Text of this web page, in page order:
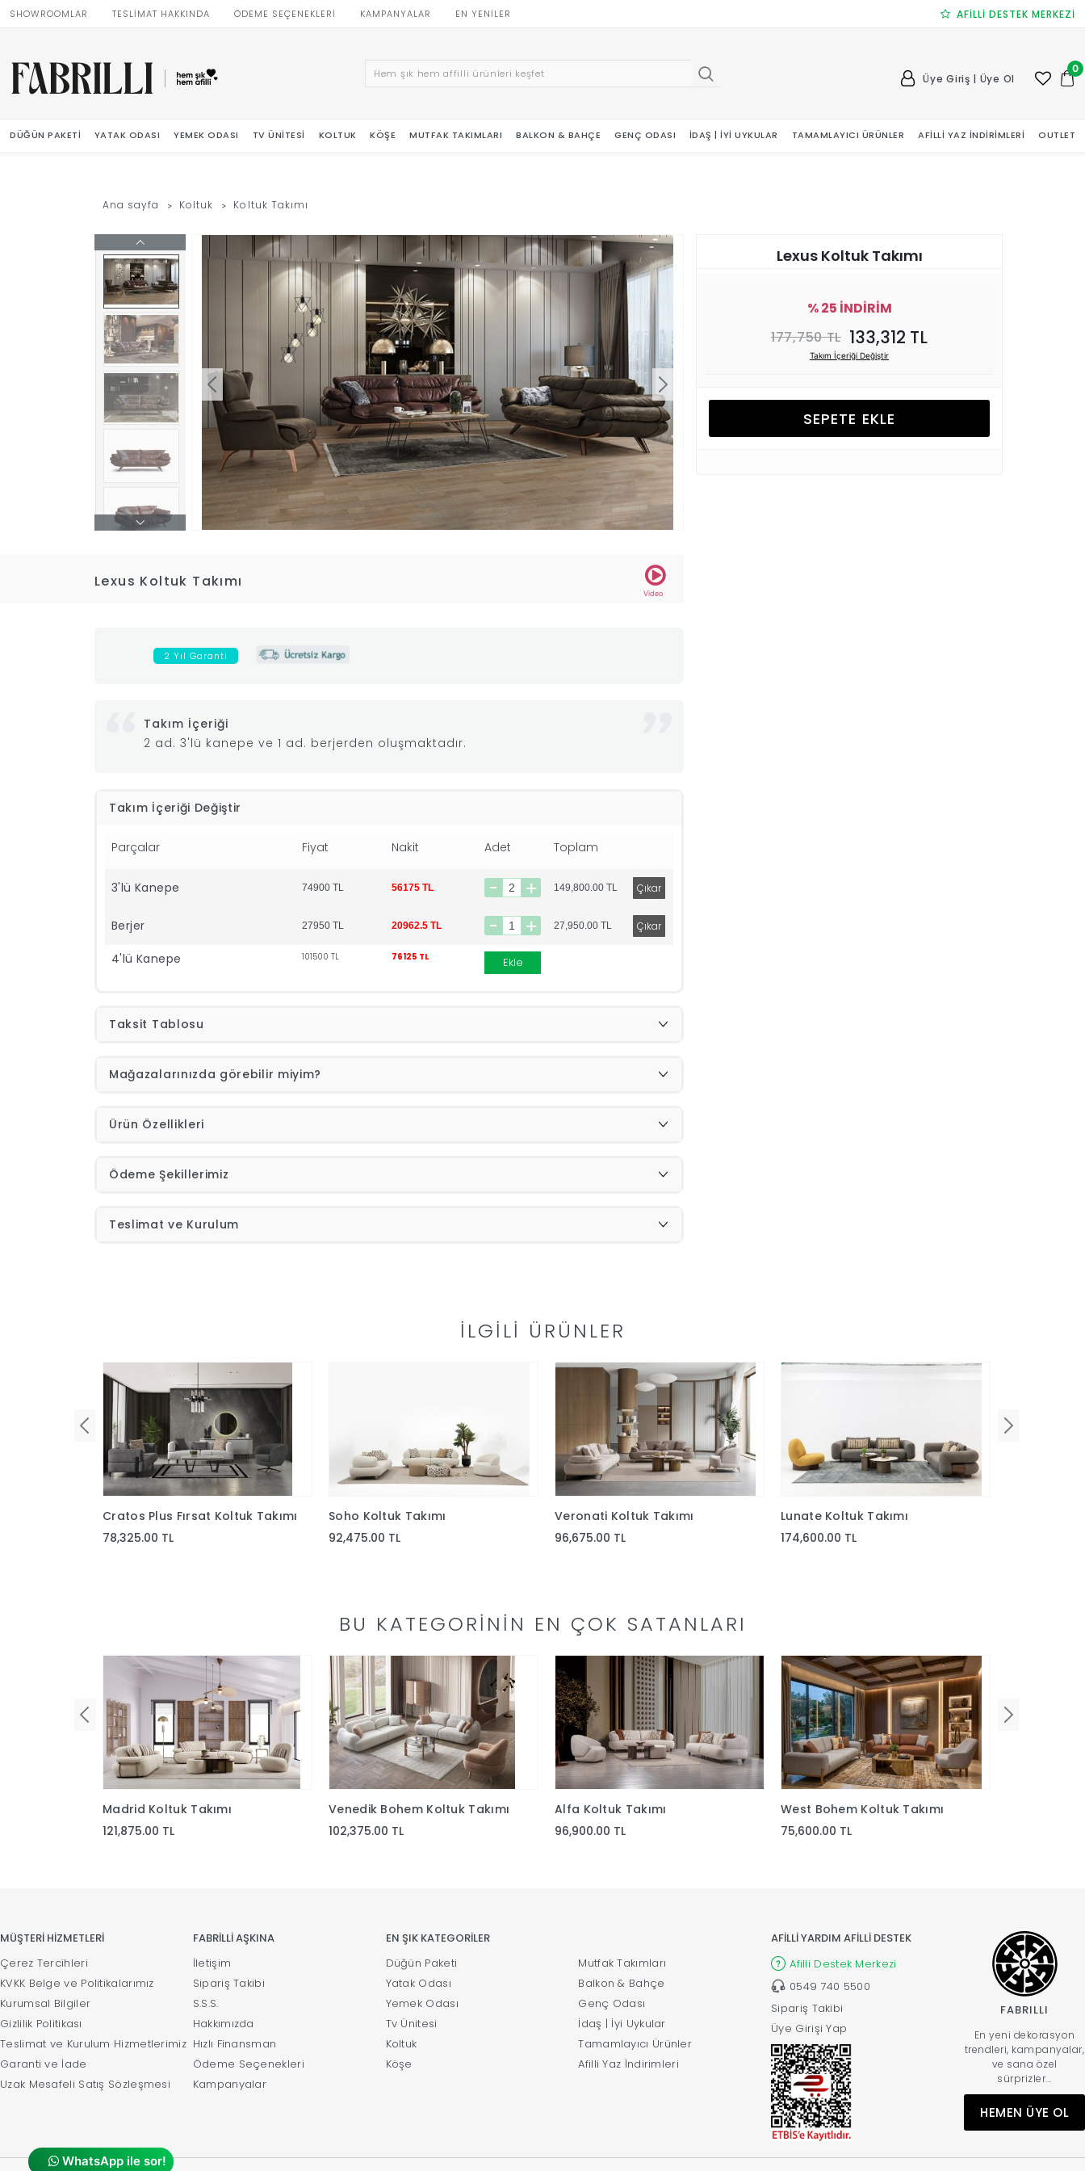
SHOWROOMLAR TESLİMAT HAKKINDA ÖDEME SEÇENEKLERİ KAMPANYALAR EN YENILER AFİLLİ DESTEK MERKEZİ
Üye Giriş | Üye Ol
0
DÜĞÜN PAKETI YATAK ODASI YEMEK ODASI TV ÜNITESI KOLTUK KÖŞE MUTFAK TAKIMLARI BALKON & BAHÇE GENÇ ODASI İDAŞ | İYI UYKULAR TAMAMLAYICI ÜRÜNLER AFILLI YAZ İNDIRIMLERI OUTLET
Ana sayfa Koltuk Koltuk Takımı
Lexus Koltuk Takımı
Video
2 Yıl Garanti
Takım İçeriği
2 ad. 3'lü kanepe ve 1 ad. berjerden oluşmaktadır.
Takım İçeriği Değiştir
Parçalar Fiyat Nakit Adet Toplam
3'lü Kanepe 74900 TL 56175 TL 149,800.00 TL
Berjer 27950 TL 20962.5 TL 27,950.00 TL
4'lü Kanepe 101500 TL 76125 TL Ekle
Taksit Tablosu
Mağazalarınızda görebilir miyim?
Ürün Özellikleri
Ödeme Şekillerimiz
Teslimat ve Kurulum
Lexus Koltuk Takımı
% 25 İNDİRİM
177,750 TL 133,312 TL
Takım İçeriği Değiştir
SEPETE EKLE
İLGILI ÜRÜNLER
Cratos Plus Fırsat Koltuk Takımı
78,325.00 TL
Soho Koltuk Takımı
92,475.00 TL
Veronati Koltuk Takımı
96,675.00 TL
Lunate Koltuk Takımı
174,600.00 TL
BU KATEGORININ EN ÇOK SATANLARI
Madrid Koltuk Takımı
121,875.00 TL
Venedik Bohem Koltuk Takımı
102,375.00 TL
Alfa Koltuk Takımı
96,900.00 TL
West Bohem Koltuk Takımı
75,600.00 TL
MÜŞTERİ HİZMETLERİ
Çerez Tercihleri
KVKK Belge ve Politikalarımız
Kurumsal Bilgiler
Gizlilik Politikası
Teslimat ve Kurulum Hizmetlerimiz
Garanti ve İade
Uzak Mesafeli Satış Sözleşmesi
FABRİLLİ AŞKINA
İletişim
Sipariş Takibi
S.S.S.
Hakkımızda
Hızlı Finansman
Ödeme Seçenekleri
Kampanyalar
EN ŞIK KATEGORİLER
Düğün Paketi
Yatak Odası
Yemek Odası
Tv Ünitesi
Koltuk
Köşe
Mutfak Takımları
Balkon & Bahçe
Genç Odası
İdaş | İyi Uykular
Tamamlayıcı Ürünler
Afilli Yaz İndirimleri
AFİLLİ YARDIM AFİLLİ DESTEK
Afilli Destek Merkezi
0549 740 5500
Sipariş Takibi
Üye Girişi Yap
FABRILLI
En yeni dekorasyon
trendleri, kampanyalar,
ve sana özel
sürprizler...
HEMEN ÜYE OL
WhatsApp ile sor!